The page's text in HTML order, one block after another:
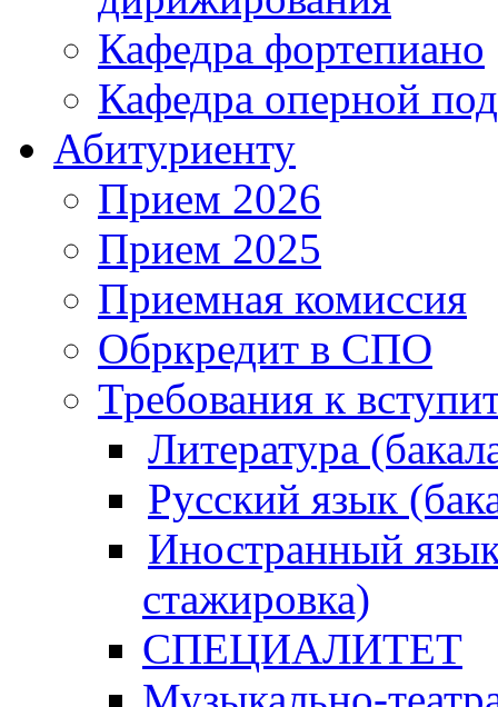
Кафедра фортепиано
Кафедра оперной
Абитуриенту
Прием 2026
Прием 2025
Приемная комиссия
Обркредит в СПО
Требования к
Литература
Русский язык
Иностранный
стажировка)
СПЕЦИАЛИТЕТ